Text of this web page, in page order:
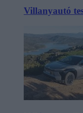
Villanyautó